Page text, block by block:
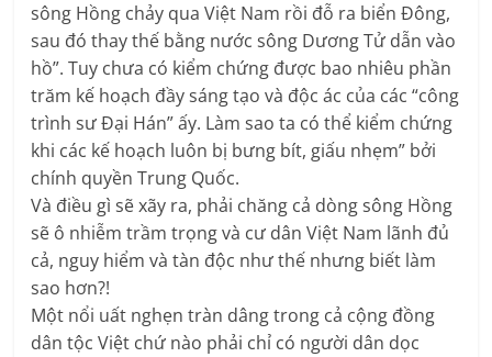
sông Hồng chảy qua Việt Nam rồi đỗ ra biển Đông,
sau đó thay thế bằng nước sông Dương Tử dẫn vào
hồ”. Tuy chưa có kiểm chứng được bao nhiêu phần
trăm kế hoạch đầy sáng tạo và độc ác của các “công
trình sư Đại Hán” ấy. Làm sao ta có thể kiểm chứng
khi các kế hoạch luôn bị bưng bít, giấu nhẹm” bởi
chính quyền Trung Quốc.
Và điều gì sẽ xãy ra, phải chăng cả dòng sông Hồng
sẽ ô nhiễm trầm trọng và cư dân Việt Nam lãnh đủ
cả, nguy hiểm và tàn độc như thế nhưng biết làm
sao hơn?!
Một nổi uất nghẹn tràn dâng trong cả cộng đồng
dân tộc Việt chứ nào phải chỉ có người dân dọc